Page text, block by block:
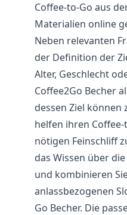
Coffee-to-Go aus
Materialien online
Neben relevanten
der Definition der
Alter, Geschlecht
Coffee2Go Becher
dessen Ziel können
helfen ihren
nötigen Feinschliff
das Wissen über
und kombinieren
anlassbezogenen
Go Becher. Die